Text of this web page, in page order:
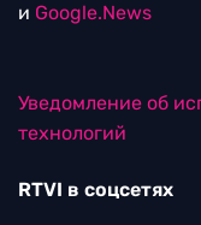
и Google.News
Уведомление об
технологий
RTVI в соцсетях